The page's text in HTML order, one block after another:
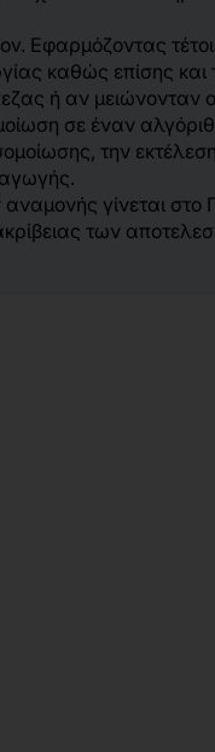
Εφαρμόζοντας
καθώς επίσης και
ή αν μειώνονταν
σε έναν
την
γίνεται
των